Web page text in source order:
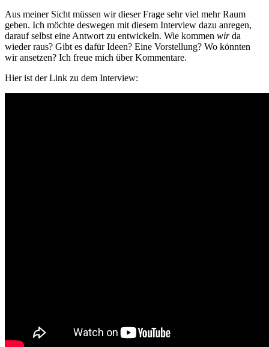
Aus meiner Sicht müssen wir dieser Frage sehr viel mehr Raum
geben. Ich möchte deswegen mit diesem Interview dazu anregen,
darauf selbst eine Antwort zu entwickeln. Wie kommen wirda
wieder raus? Gibt es dafür Ideen? Eine Vorstellung? Wo könnten
wir ansetzen? Ich freue mich über Kommentare.
Hier ist der Link zu dem Interview: